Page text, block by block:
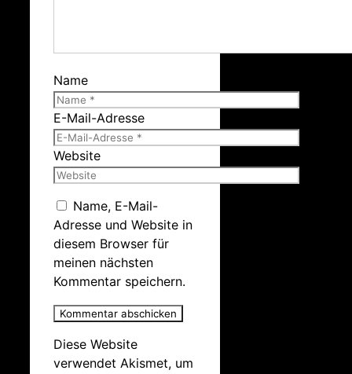
Name
E-Mail-Adresse
Website
Name, E-Mail-
Adresse und Website in
diesem Browser für
meinen nächsten
Kommentar speichern.
Diese Website
verwendet Akismet, um